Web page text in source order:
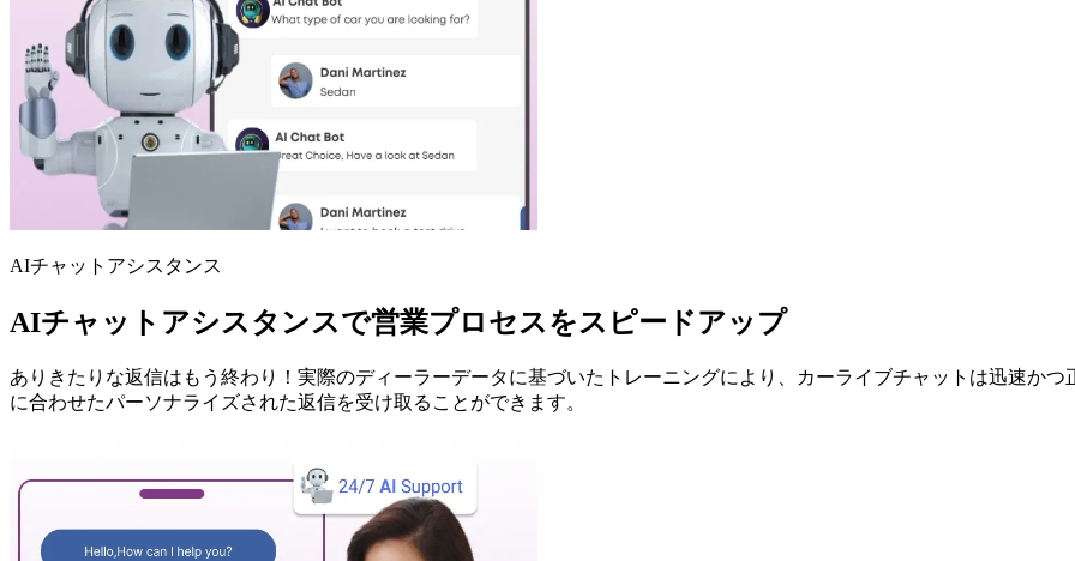
AIチャットアシスタンス
AIチャットアシスタンスで営業プロセスをスピードアップ
ありきたりな返信はもう終わり！実際のディーラーデータに基づいたトレーニングにより、カーライブチャットは迅速か
に合わせたパーソナライズされた返信を受け取ることができます。